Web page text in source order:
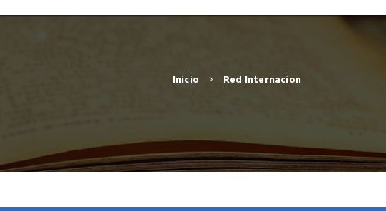
Inicio Red Internacion